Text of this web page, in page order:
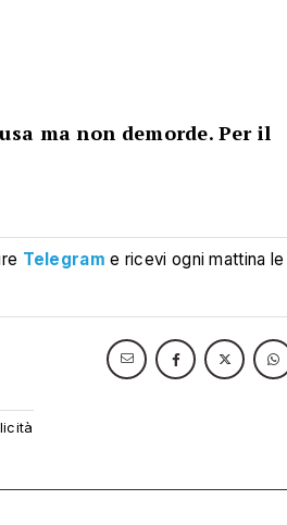
ma non demorde. Per il
Telegram e ricevi ogni mattina le